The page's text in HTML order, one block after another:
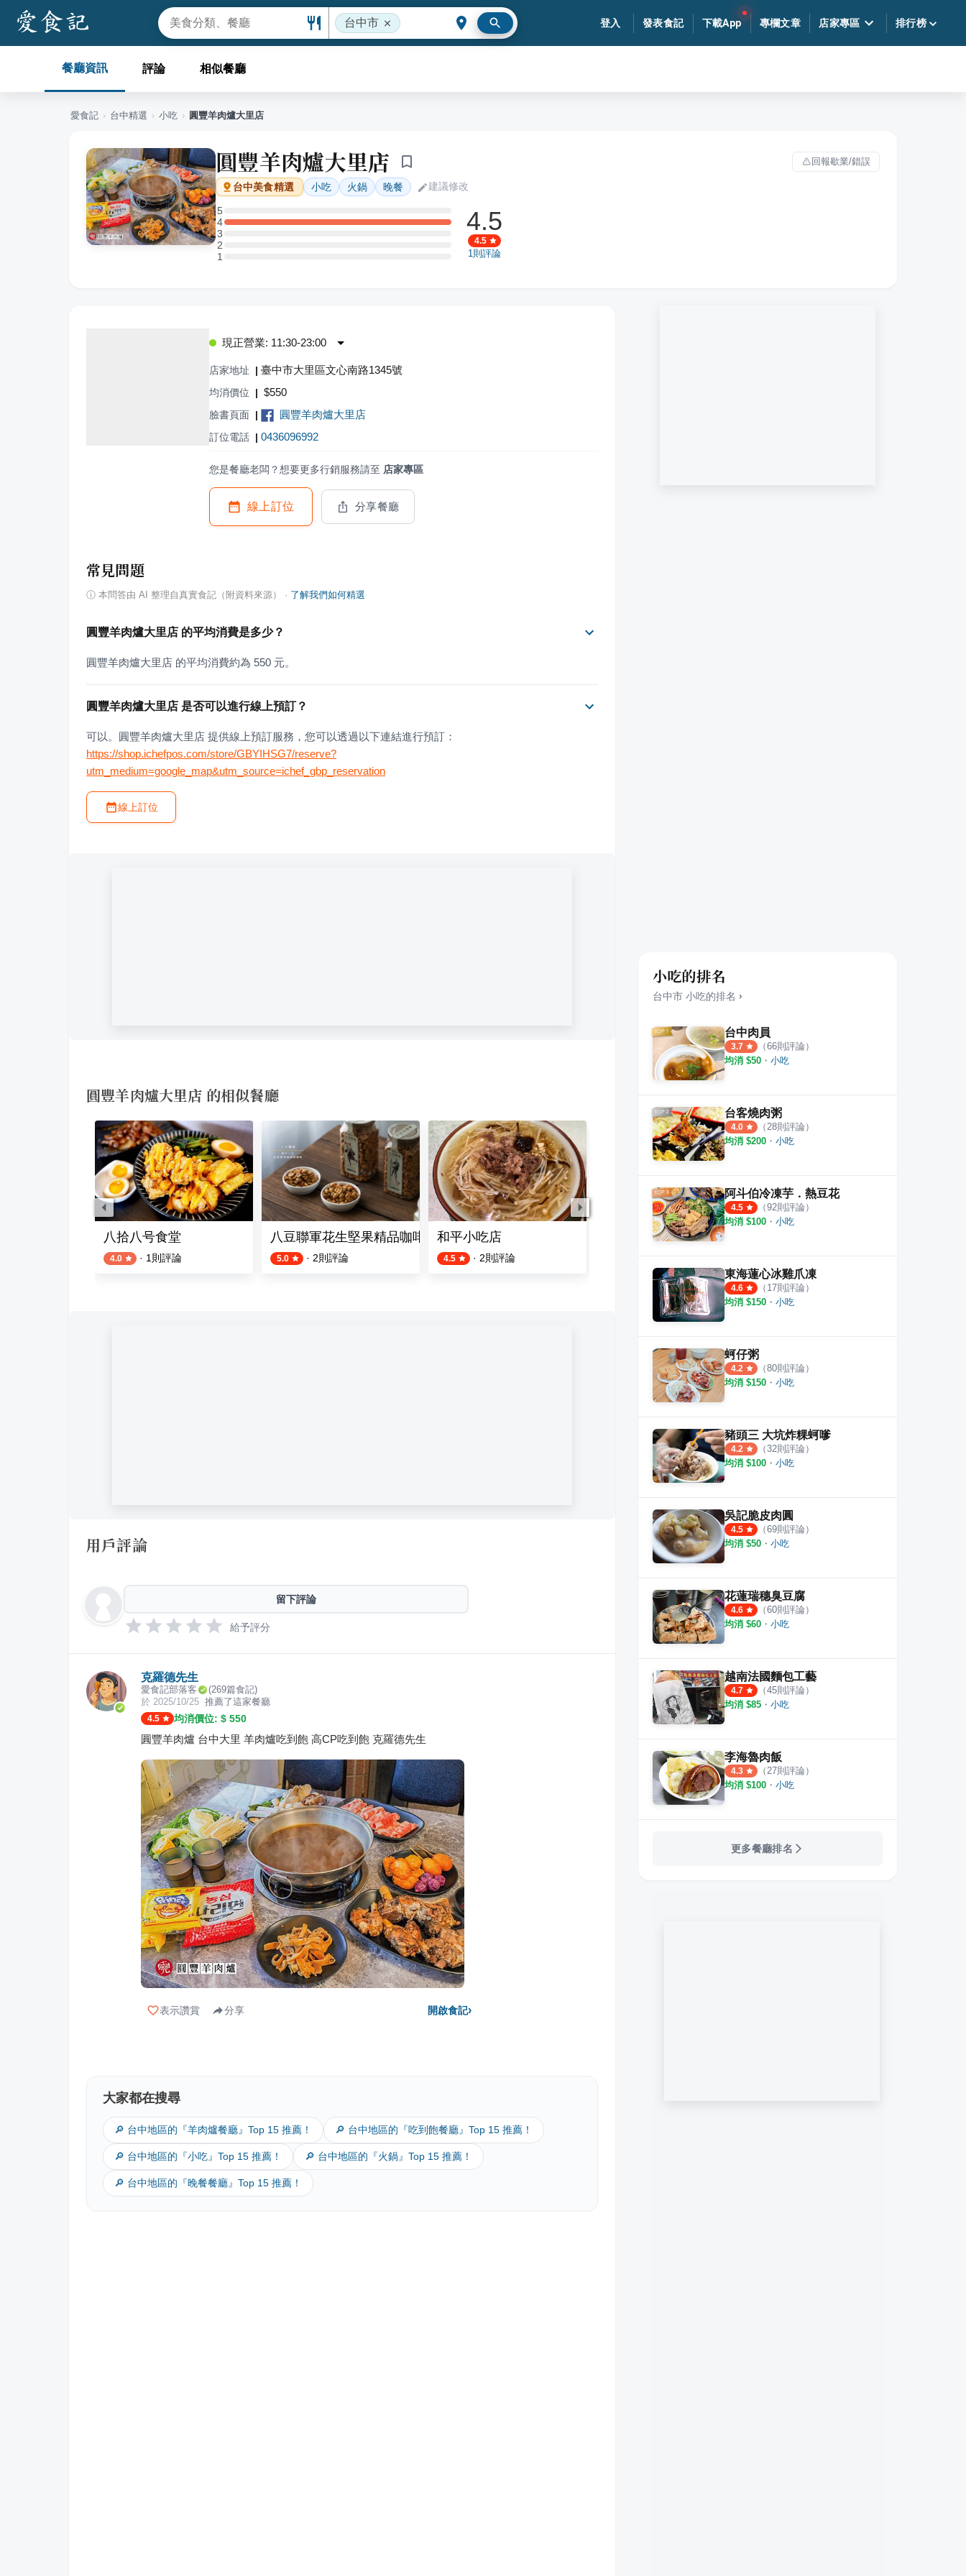
台中市 登入 發表食記 下載App 專欄文章 店家專區 排行榜
餐廳資訊 評論 相似餐廳
愛食記 › 台中精選 › 小吃 › 圓豐羊肉爐大里店
圓豐羊肉爐大里店 回報歇業/錯誤
台中美食精選 小吃 火鍋 晚餐 建議修改
5
5 星：0 則評論
4
4 星：1 則評論
3
3 星：0 則評論
2
2 星：0 則評論
11 星：0 則評論
4.5
4.5
1則評論
現正營業: 11:30-23:00
店家地址 | 臺中市大里區文心南路1345號
均消價位 | $550
臉書頁面 | 圓豐羊肉爐大里店
訂位電話 | 0436096992
您是餐廳老闆？想要更多行銷服務請至 店家專區
線上訂位 分享餐廳
常見問題
ⓘ 本問答由 AI 整理自真實食記（附資料來源） · 了解我們如何精選
圓豐羊肉爐大里店 的平均消費是多少？
圓豐羊肉爐大里店 的平均消費約為 550 元。
圓豐羊肉爐大里店 是否可以進行線上預訂？
可以。圓豐羊肉爐大里店 提供線上預訂服務，您可以透過以下連結進行預訂：
https://shop.ichefpos.com/store/GBYIHSG7/reserve?
utm_medium=google_map&utm_source=ichef_gbp_reservation
線上訂位
圓豐羊肉爐大里店 的相似餐廳
八拾八号食堂
4.0 · 1 則評論
八豆聯軍花生堅果精品咖啡田豆酥專賣
5.0 · 2則評論
和平小吃店
4.5 · 2則評論
泰鑽泰式料理
用戶評論
留下評論
給予評分
克羅德先生
愛食記部落客 (269篇食記)
於 2025/10/25 推薦了這家餐廳
4.5 均消價位: $ 550
圓豐羊肉爐 台中大里 羊肉爐吃到飽 高CP吃到飽 克羅德先生
表示讚賞 分享 開啟食記›
大家都在搜尋
🔎 台中地區的『羊肉爐餐廳』Top 15 推薦！ 🔎 台中地區的『吃到飽餐廳』Top 15 推薦！
🔎 台中地區的『小吃』Top 15 推薦！ 🔎 台中地區的『火鍋』Top 15 推薦！
🔎 台中地區的『晚餐餐廳』Top 15 推薦！
小吃的排名
台中市 小吃的排名 ›
台中肉員
3.7 （66則評論）
均消 $50 ・ 小吃
台客燒肉粥
4.0 （ 28則評論）
均消 $200 ・ 小吃
阿斗伯冷凍芋．熱豆花
4.5 （92則評論）
均消 $100 ・ 小吃
東海蓮心冰雞爪凍
4.6 （ 17則評論）
均消 $150 ・ 小吃
蚵仔粥
4.2 （80則評論）
均消 $150 ・ 小吃
豬頭三 大坑炸粿蚵嗲
4.2 （32則評論）
均消 $100 ・ 小吃
吳記脆皮肉圓
4.5 （69則評論）
均消 $50 ・ 小吃
花蓮瑞穗臭豆腐
4.6 （60則評論）
均消 $60 ・ 小吃
越南法國麵包工藝
4.7 （45則評論）
均消 $85 ・ 小吃
李海魯肉飯
4.3 （ 27則評論）
均消 $100 ・ 小吃
更多餐廳排名